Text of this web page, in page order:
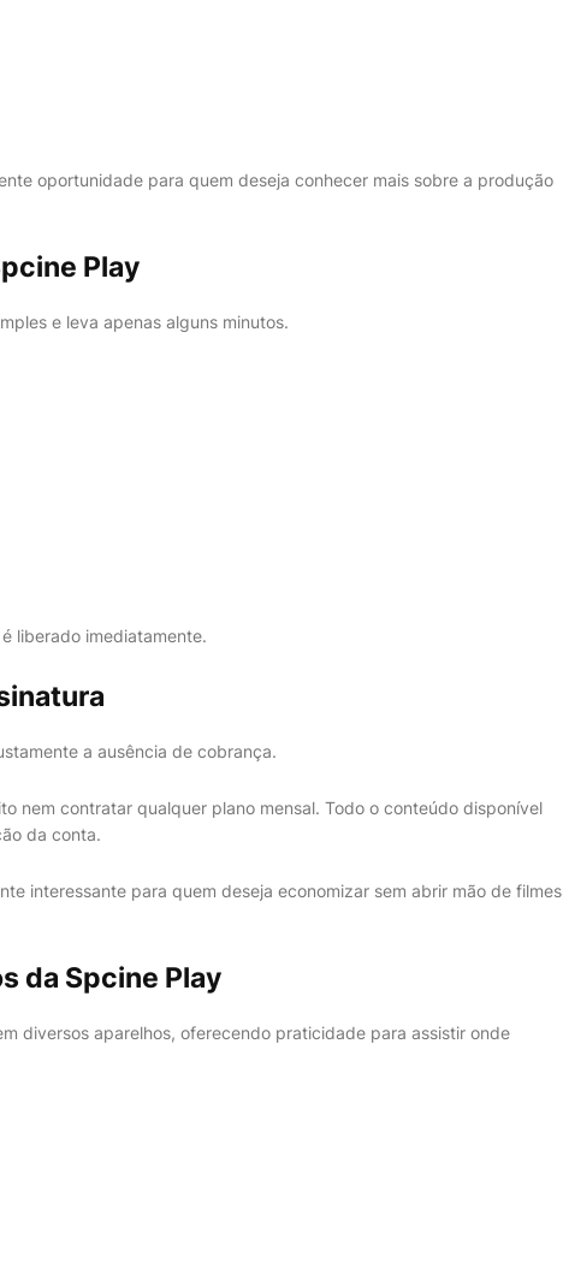
oportunidade para quem deseja conhecer mais sobre a produção
Play
e leva apenas alguns minutos.
liberado imediatamente.
a ausência de cobrança.
nem contratar qualquer plano mensal. Todo o conteúdo disponível
da conta.
interessante para quem deseja economizar sem abrir mão de filmes
da Spcine Play
diversos aparelhos, oferecendo praticidade para assistir onde